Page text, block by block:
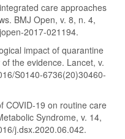
care approaches
BMJ Open, v. 8, n. 4,
2017-021194.
impact of quarantine
the evidence. Lancet, v.
S0140-6736(20)30460-
COVID-19 on routine care
Syndrome, v. 14,
j.dsx.2020.06.042.